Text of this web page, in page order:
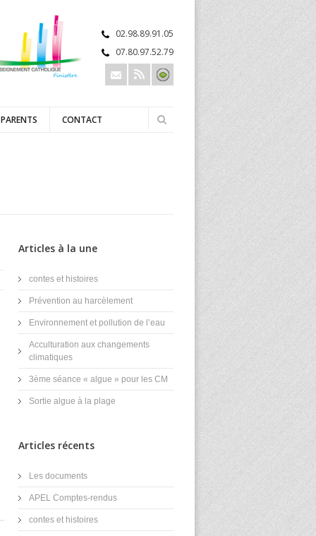
02.98.89.91.05
07.80.97.52.79
CONTACT
Articles à la une
contes et histoires
Prévention au harcèlement
Environnement et pollution de l’eau
Acculturation aux changements
climatiques
3ème séance « algue » pour les CM
Sortie algue à la plage
Articles récents
Les documents
APEL Comptes-rendus
contes et histoires